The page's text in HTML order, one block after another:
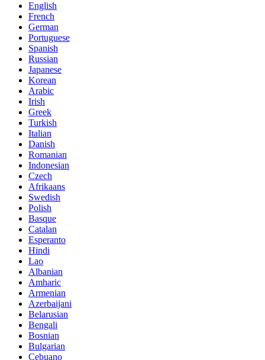
English
French
German
Portuguese
Spanish
Russian
Japanese
Korean
Arabic
Irish
Greek
Turkish
Italian
Danish
Romanian
Indonesian
Czech
Afrikaans
Swedish
Polish
Basque
Catalan
Esperanto
Hindi
Lao
Albanian
Amharic
Armenian
Azerbaijani
Belarusian
Bengali
Bosnian
Bulgarian
Cebuano